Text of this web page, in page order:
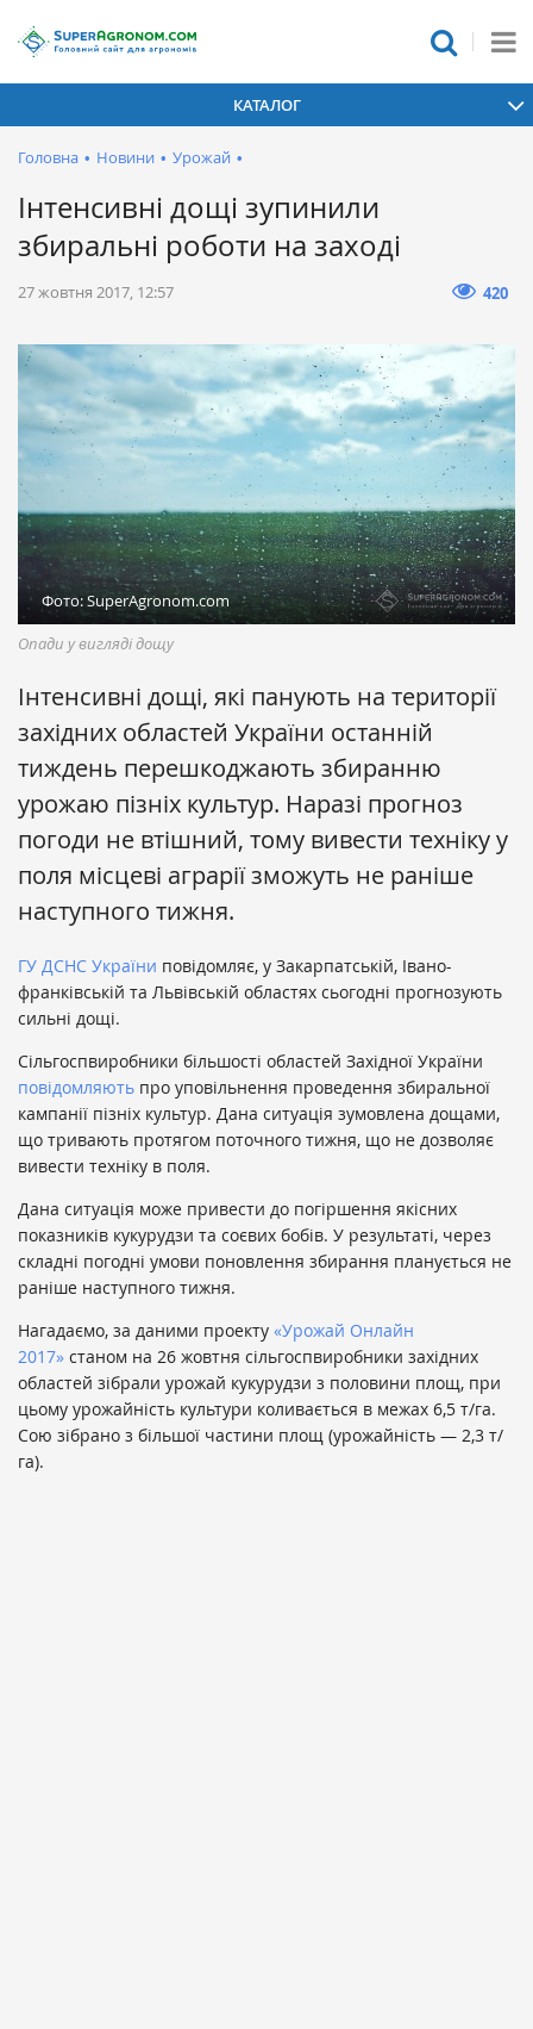
КАТАЛОГ
Головна • Новини • Урожай •
Інтенсивні дощі зупинили
збиральні роботи на заході
27 жовтня 2017, 12:57 420
Фото: SuperAgronom.com
Опади у вигляді дощу
Інтенсивні дощі, які панують на території
західних областей України останній
тиждень перешкоджають збиранню
урожаю пізніх культур. Наразі прогноз
погоди не втішний, тому вивести техніку у
поля місцеві аграрії зможуть не раніше
наступного тижня.
ГУ ДСНС України повідомляє, у Закарпатській, Івано-
франківській та Львівській областях сьогодні прогнозують
сильні дощі.
Сільгоспвиробники більшості областей Західної України
повідомляють про уповільнення проведення збиральної
кампанії пізніх культур. Дана ситуація зумовлена ​​дощами,
що тривають протягом поточного тижня, що не дозволяє
вивести техніку в поля.
Дана ситуація може привести до погіршення якісних
показників кукурудзи та соєвих бобів. У результаті, через
складні погодні умови поновлення збирання планується не
раніше наступного тижня.
Нагадаємо, за даними проекту «Урожай Онлайн
2017» станом на 26 жовтня сільгоспвиробники західних
областей зібрали урожай кукурудзи з половини площ, при
цьому урожайність культури коливається в межах 6,5 т/га.
Сою зібрано з більшої частини площ (урожайність — 2,3 т/
га).